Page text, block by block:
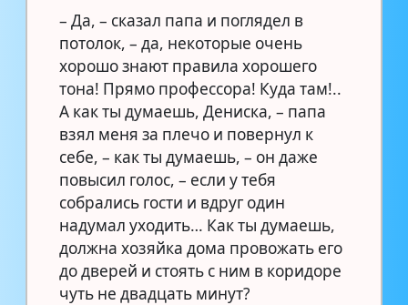
– Да, – сказал папа и поглядел в
потолок, – да, некоторые очень
хорошо знают правила хорошего
тона! Прямо профессора! Куда там!..
А как ты думаешь, Дениска, – папа
взял меня за плечо и повернул к
себе, – как ты думаешь, – он даже
повысил голос, – если у тебя
собрались гости и вдруг один
надумал уходить… Как ты думаешь,
должна хозяйка дома провожать его
до дверей и стоять с ним в коридоре
чуть не двадцать минут?